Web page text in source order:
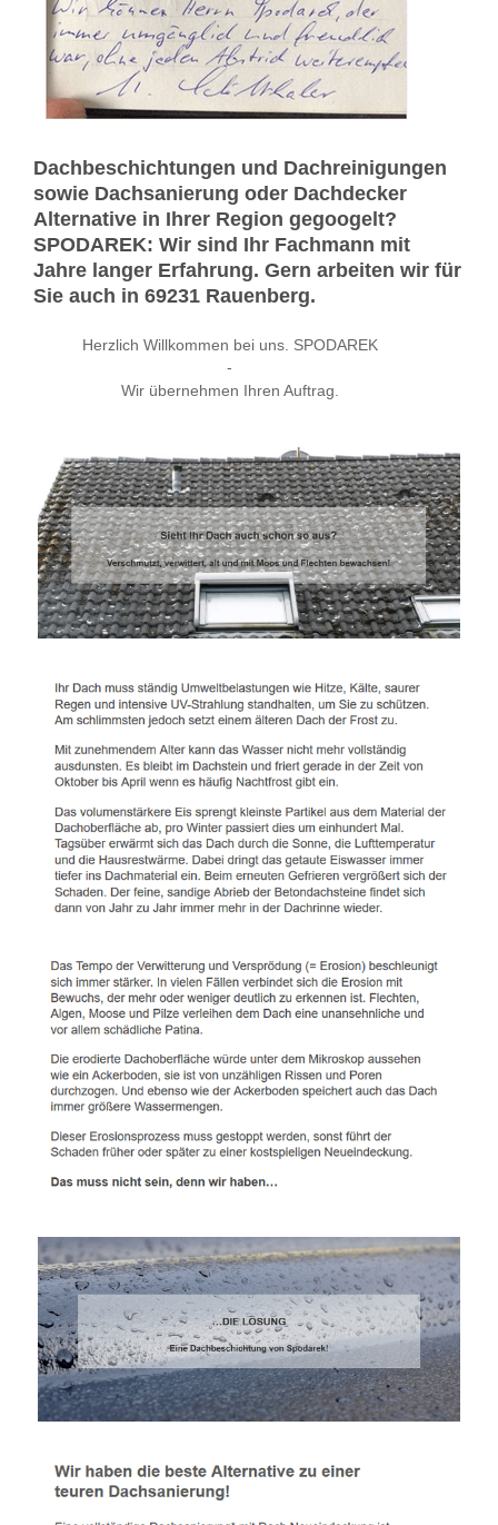
Dachbeschichtungen und Dachreinigungen
sowie Dachsanierung oder Dachdecker
Alternative in Ihrer Region gegoogelt?
SPODAREK: Wir sind Ihr Fachmann mit
Jahre langer Erfahrung. Gern arbeiten wir für
Sie auch in 69231 Rauenberg.
Herzlich Willkommen bei uns. SPODAREK
-
Wir übernehmen Ihren Auftrag.